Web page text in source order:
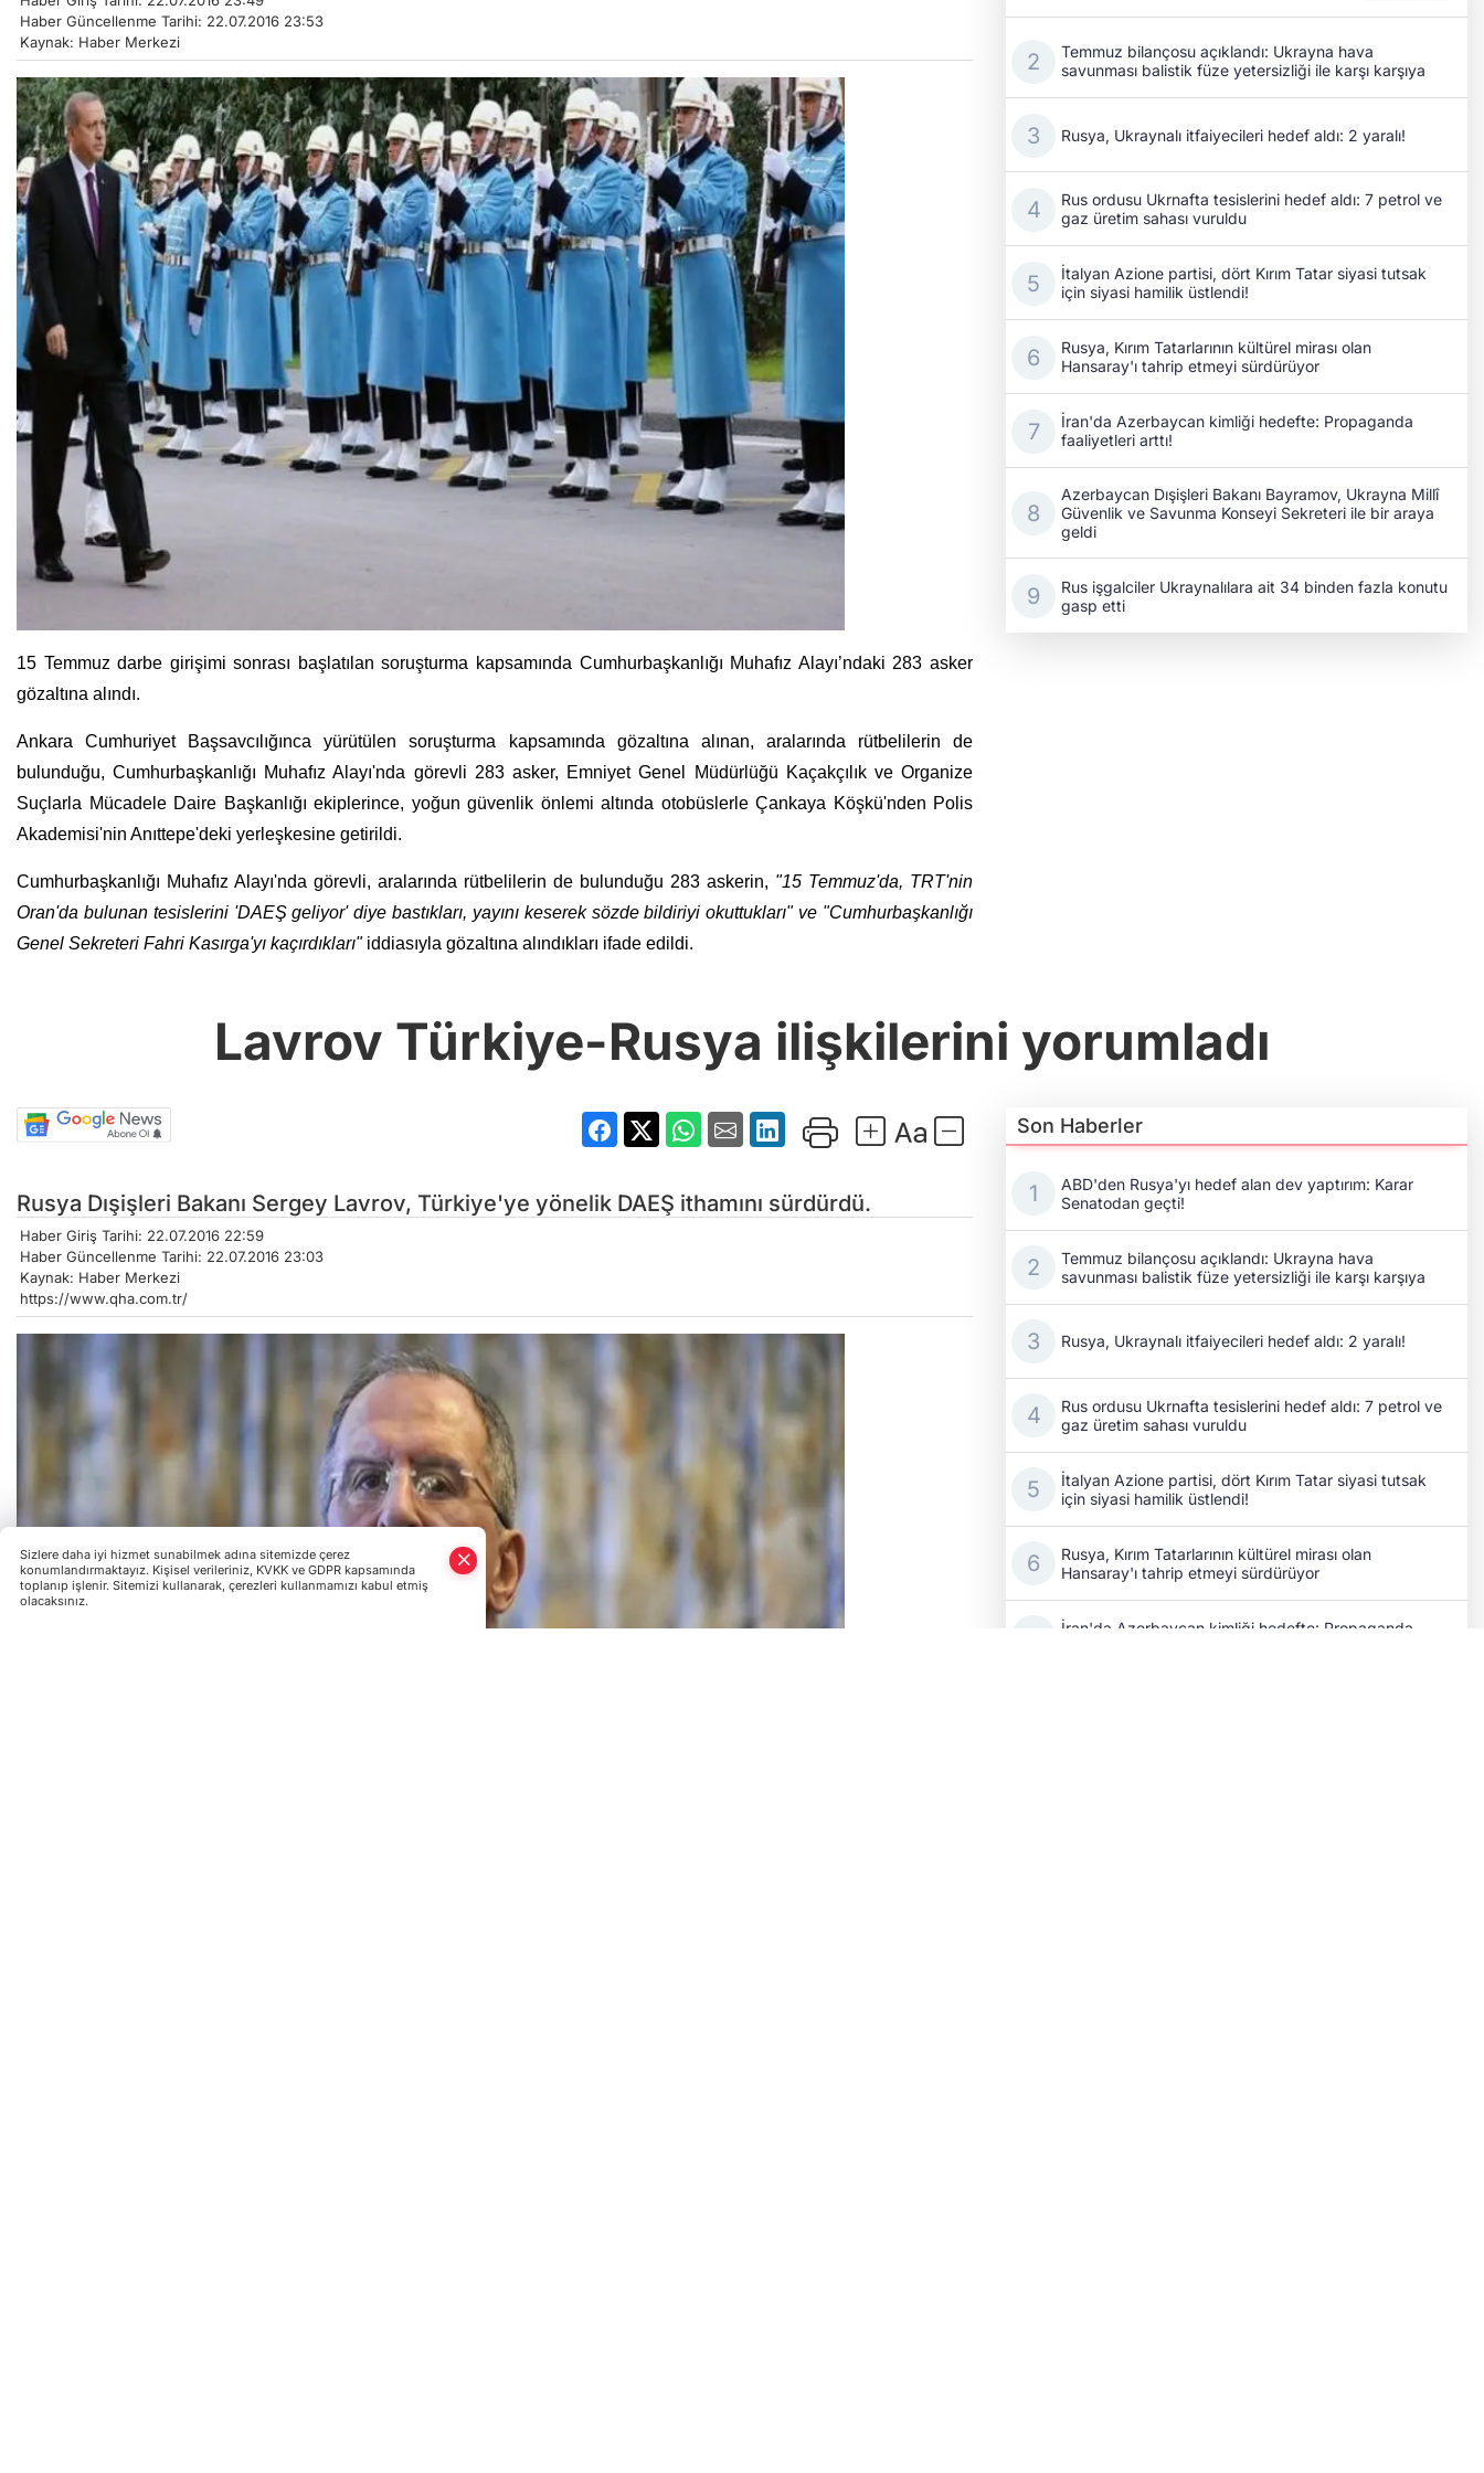
Haber Güncellenme Tarihi: 22.07.2016 23:53
Kaynak: Haber Merkezi
15 Temmuz darbe girişimi sonrası başlatılan soruşturma kapsamında Cumhurbaşkanlığı Muhafız Alayı’ndaki 283 asker
gözaltına alındı.
Ankara Cumhuriyet Başsavcılığınca yürütülen soruşturma kapsamında gözaltına alınan, aralarında rütbelilerin de
bulunduğu, Cumhurbaşkanlığı Muhafız Alayı'nda görevli 283 asker, Emniyet Genel Müdürlüğü Kaçakçılık ve Organize
Suçlarla Mücadele Daire Başkanlığı ekiplerince, yoğun güvenlik önlemi altında otobüslerle Çankaya Köşkü'nden Polis
Akademisi'nin Anıttepe'deki yerleşkesine getirildi.
Cumhurbaşkanlığı Muhafız Alayı'nda görevli, aralarında rütbelilerin de bulunduğu 283 askerin, "15 Temmuz'da, TRT'nin
Oran'da bulunan tesislerini 'DAEŞ geliyor' diye bastıkları, yayını keserek sözde bildiriyi okuttukları" ve "Cumhurbaşkanlığı
Genel Sekreteri Fahri Kasırga'yı kaçırdıkları" iddiasıyla gözaltına alındıkları ifade edildi.
Temmuz bilançosu açıklandı: Ukrayna hava
savunması balistik füze yetersizliği ile karşı karşıya
Rusya, Ukraynalı itfaiyecileri hedef aldı: 2 yaralı!
Rus ordusu Ukrnafta tesislerini hedef aldı: 7 petrol ve
gaz üretim sahası vuruldu
İtalyan Azione partisi, dört Kırım Tatar siyasi tutsak
için siyasi hamilik üstlendi!
Rusya, Kırım Tatarlarının kültürel mirası olan
Hansaray'ı tahrip etmeyi sürdürüyor
İran'da Azerbaycan kimliği hedefte: Propaganda
faaliyetleri arttı!
Azerbaycan Dışişleri Bakanı Bayramov, Ukrayna Millî
Güvenlik ve Savunma Konseyi Sekreteri ile bir araya
geldi
Rus işgalciler Ukraynalılara ait 34 binden fazla konutu
gasp etti
Lavrov Türkiye-Rusya ilişkilerini yorumladı
Rusya Dışişleri Bakanı Sergey Lavrov, Türkiye'ye yönelik DAEŞ ithamını sürdürdü.
Haber Giriş Tarihi: 22.07.2016 22:59
Haber Güncellenme Tarihi: 22.07.2016 23:03
Kaynak: Haber Merkezi
https://www.qha.com.tr/
Son Haberler
ABD'den Rusya'yı hedef alan dev yaptırım: Karar
Senatodan geçti!
Temmuz bilançosu açıklandı: Ukrayna hava
savunması balistik füze yetersizliği ile karşı karşıya
Rusya, Ukraynalı itfaiyecileri hedef aldı: 2 yaralı!
Rus ordusu Ukrnafta tesislerini hedef aldı: 7 petrol ve
gaz üretim sahası vuruldu
İtalyan Azione partisi, dört Kırım Tatar siyasi tutsak
için siyasi hamilik üstlendi!
Rusya, Kırım Tatarlarının kültürel mirası olan
Hansaray'ı tahrip etmeyi sürdürüyor
İran'da Azerbaycan kimliği hedefte: Propaganda
Sizlere daha iyi hizmet sunabilmek adına sitemizde çerez
konumlandırmaktayız. Kişisel verileriniz, KVKK ve GDPR kapsamında
toplanıp işlenir. Sitemizi kullanarak, çerezleri kullanmamızı kabul etmiş
olacaksınız.